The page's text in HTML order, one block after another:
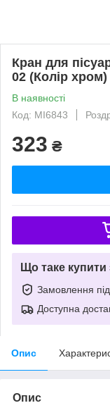
Кран для
02 (Колір хром)
В наявності
Код: MI6843
323 ₴
Що таке
Замовлення
Доступна
Опис
Опис